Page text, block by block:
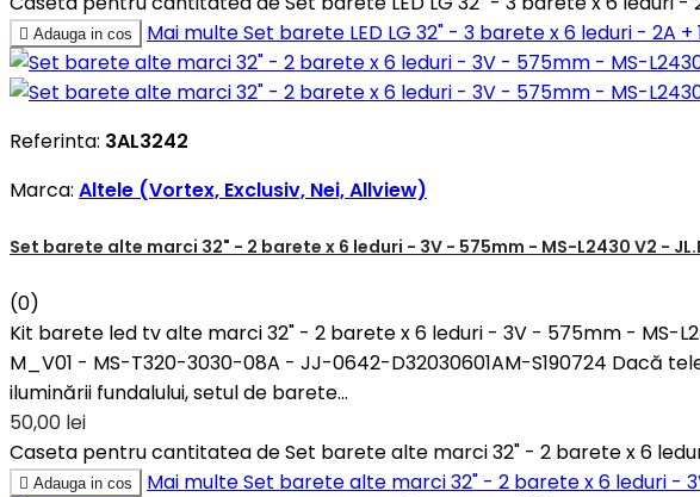
 Adauga in cos Mai multeSet barete LED LG 32" - 3 barete x 6 leduri - 2A +
Referinta: 3AL3242
Marca: Altele (Vortex, Exclusiv, Nei, Allview)
Set barete alte marci 32" - 2 barete x 6 leduri - 3V - 575mm - MS-L2430 V2 -
(0)
Kit barete led tv alte marci 32" - 2 barete x 6 leduri - 3V - 575mm - MS-
M_V01 - MS-T320-3030-08A - JJ-0642-D32030601AM-S190724 Dacă
iluminării fundalului, setul de barete...
50,00 lei
Caseta pentru cantitatea de Set barete alte marci 32" - 2 barete x 6
 Adauga in cos Mai multeSet barete alte marci 32" - 2 barete x 6 leduri -